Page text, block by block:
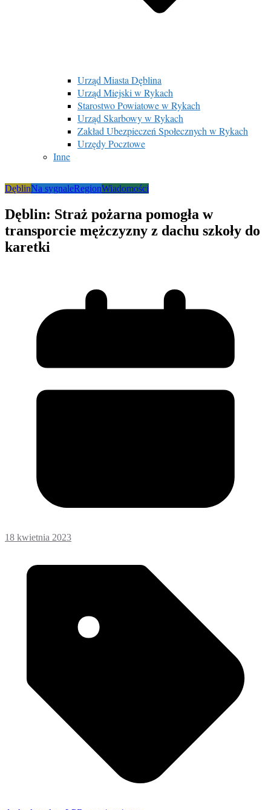
Urząd Miasta Dęblina
Urząd Miejski w Rykach
Starostwo Powiatowe w Rykach
Urząd Skarbowy w Rykach
Zakład Ubezpieczeń Społecznych w Rykach
Urzędy Pocztowe
Inne
DęblinNa sygnaleRegionWiadomości
Dęblin: Straż pożarna pomogła w
transporcie mężczyzny z dachu szkoły do
karetki
18 kwietnia 2023